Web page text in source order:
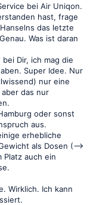
bei Air Uniqon.
hast, frage
das letzte
Was ist daran
Dir, ich mag die
Super Idee. Nur
nur eine
das nur
oder sonst
aus.
erhebliche
als Dosen (-->
Platz auch ein
Wirklich. Ich kann